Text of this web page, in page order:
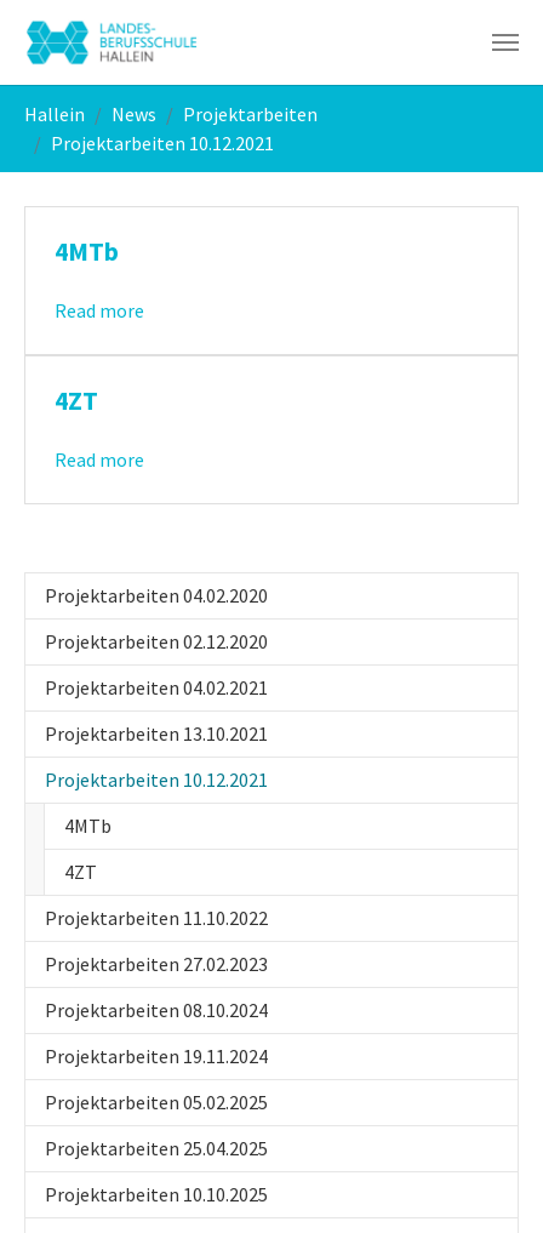
Hallein News
Projektarbeiten
Projektarbeiten 10.12.2021
4MTb
Read more
4ZT
Read more
Projektarbeiten 04.02.2020
Projektarbeiten 02.12.2020
Projektarbeiten 04.02.2021
Projektarbeiten 13.10.2021
Projektarbeiten 10.12.2021
4MTb
4ZT
Projektarbeiten 11.10.2022
Projektarbeiten 27.02.2023
Projektarbeiten 08.10.2024
Projektarbeiten 19.11.2024
Projektarbeiten 05.02.2025
Projektarbeiten 25.04.2025
Projektarbeiten 10.10.2025